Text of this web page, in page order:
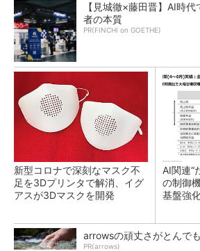
【見城徹×藤田晋】AI時
者の本質
PR(FINCHI on GOETHE)
新型コロナで深刻なマスク不
足を3Dプリンタで解消、イグ
アスが3Dマスクを開発
AI関連“
の制御
基盤強
arrowsの頑丈さがとんで
PR(arrows)